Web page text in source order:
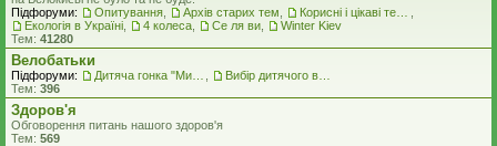
Підфоруми:
Опитування Архів старих тем
Екологiя в Україні
4 колеса Се ля ви
Winter Kiev
Тем: 41280
Велобатьки
Підфоруми:
Тем: 396
Здоров'я
Обговорення питань нашого здоров'я
Тем: 569